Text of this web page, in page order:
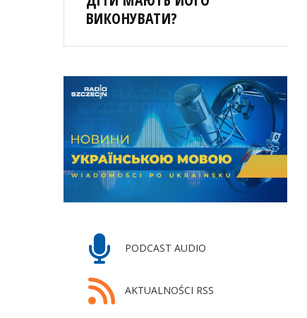
ВИКОНУВАТИ?
PODCAST AUDIO
AKTUALNOŚCI RSS